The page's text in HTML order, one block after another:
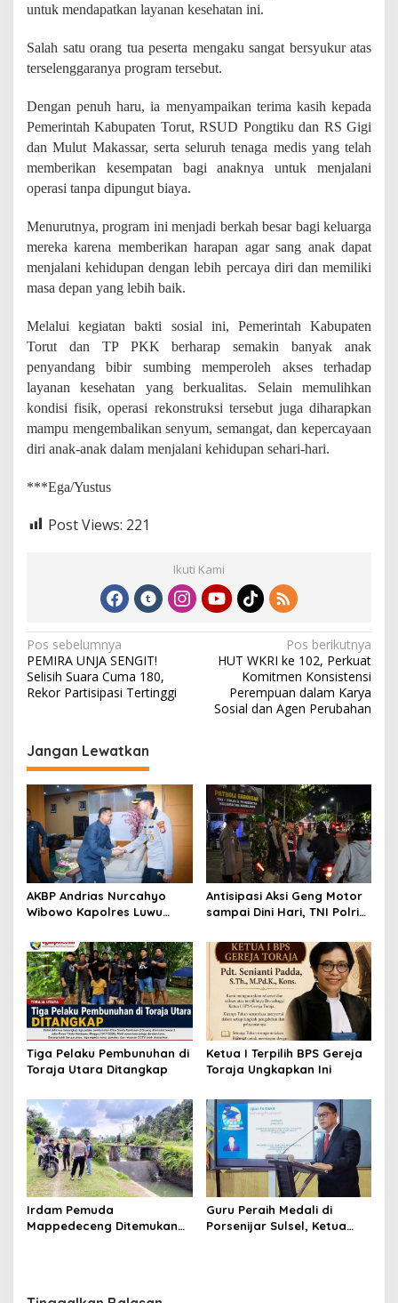
untuk mendapatkan layanan kesehatan ini.
Salah satu orang tua peserta mengaku sangat bersyukur atas
terselenggaranya program tersebut.
Dengan penuh haru, ia menyampaikan terima kasih kepada
Pemerintah Kabupaten Torut, RSUD Pongtiku dan RS Gigi
dan Mulut Makassar, serta seluruh tenaga medis yang telah
memberikan kesempatan bagi anaknya untuk menjalani
operasi tanpa dipungut biaya.
Menurutnya, program ini menjadi berkah besar bagi keluarga
mereka karena memberikan harapan agar sang anak dapat
menjalani kehidupan dengan lebih percaya diri dan memiliki
masa depan yang lebih baik.
Melalui kegiatan bakti sosial ini, Pemerintah Kabupaten
Torut dan TP PKK berharap semakin banyak anak
penyandang bibir sumbing memperoleh akses terhadap
layanan kesehatan yang berkualitas. Selain memulihkan
kondisi fisik, operasi rekonstruksi tersebut juga diharapkan
mampu mengembalikan senyum, semangat, dan kepercayaan
diri anak-anak dalam menjalani kehidupan sehari-hari.
***Ega/Yustus
Post Views: 221
Ikuti Kami
N
a
v
g
a
s
i
p
o
s
Pos sebelumnya
PEMIRA UNJA SENGIT!
Selisih Suara Cuma 180,
Rekor Partisipasi Tertinggi
Pos berikutnya
HUT WKRI ke 102, Perkuat
Komitmen Konsistensi
Perempuan dalam Karya
Sosial dan Agen Perubahan
Jangan Lewatkan
AKBP Andrias Nurcahyo
Wibowo Kapolres Luwu
Silaturahmi Bangun Sinergi
Antisipasi Aksi Geng Motor
sampai Dini Hari, TNI Polri
Gabungan
Tiga Pelaku Pembunuhan di
Toraja Utara Ditangkap
Ketua I Terpilih BPS Gereja
Toraja Ungkapkan Ini
Irdam Pemuda
Mappedeceng Ditemukan
Guru Peraih Medali di
Porsenijar Sulsel, Ketua